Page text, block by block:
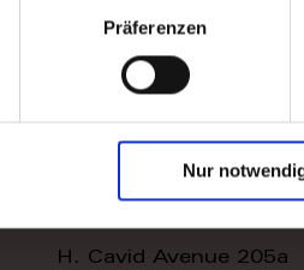
Präferenzen
Nur
royal
H. Cavid Avenue 205a